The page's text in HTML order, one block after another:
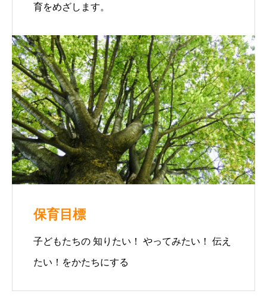
育をめざします。
保育目標
子どもたちの 知りたい！ やってみたい！ 伝え
たい！をかたちにする